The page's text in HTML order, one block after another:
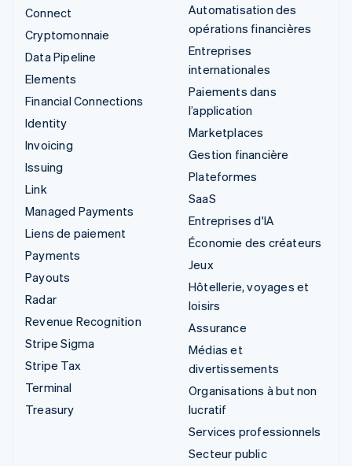
Connect
Cryptomonnaie
Data Pipeline
Elements
Financial Connections
Identity
Invoicing
Issuing
Link
Managed Payments
Liens de paiement
Payments
Payouts
Radar
Revenue Recognition
Stripe Sigma
Stripe Tax
Terminal
Treasury
Automatisation des
opérations financières
Entreprises
internationales
Paiements dans
l’application
Marketplaces
Gestion financière
Plateformes
SaaS
Entreprises d'IA
Économie des créateurs
Jeux
Hôtellerie, voyages et
loisirs
Assurance
Médias et
divertissements
Organisations à but non
lucratif
Services professionnels
Secteur public